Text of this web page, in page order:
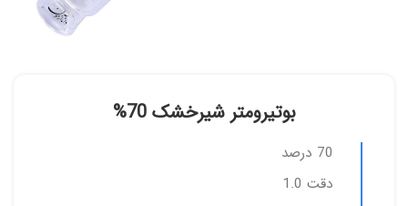
بوتیرومتر شیرخشک 70%
70 درصد
دقت 1.0